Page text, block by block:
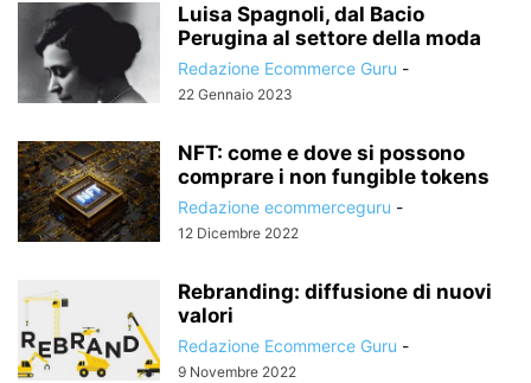
Luisa Spagnoli, dal Bacio
Perugina al settore della moda
Redazione Ecommerce Guru -
22 Gennaio 2023
NFT: come e dove si possono
comprare i non fungible tokens
Redazione ecommerceguru -
12 Dicembre 2022
Rebranding: diffusione di nuovi
valori
Redazione Ecommerce Guru -
9 Novembre 2022